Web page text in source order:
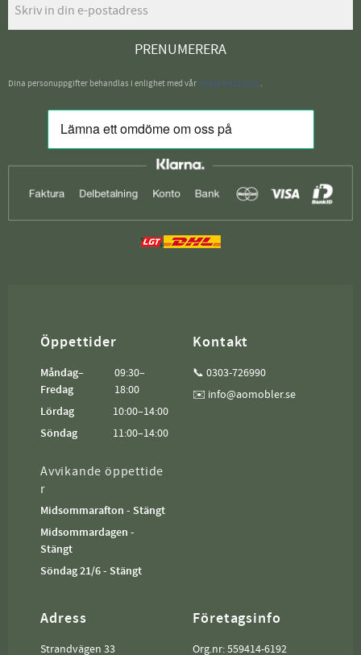
PRENUMERERA
Dina personuppgifter behandlas i enlighet med vår integritetspolicy.
Öppettider
Måndag–
Fredag
09:30–
18:00
Lördag
10:00–14:00
Söndag
11:00–14:00
Avvikande öppettide
r
Midsommarafton - Stängt
Midsommardagen -
Stängt
Söndag 21/6 - Stängt
Kontakt
📞 0303-726990
✉️ info@aomobler.se
Adress
Strandvägen 33
Företagsinfo
Org.nr: 559414-6192